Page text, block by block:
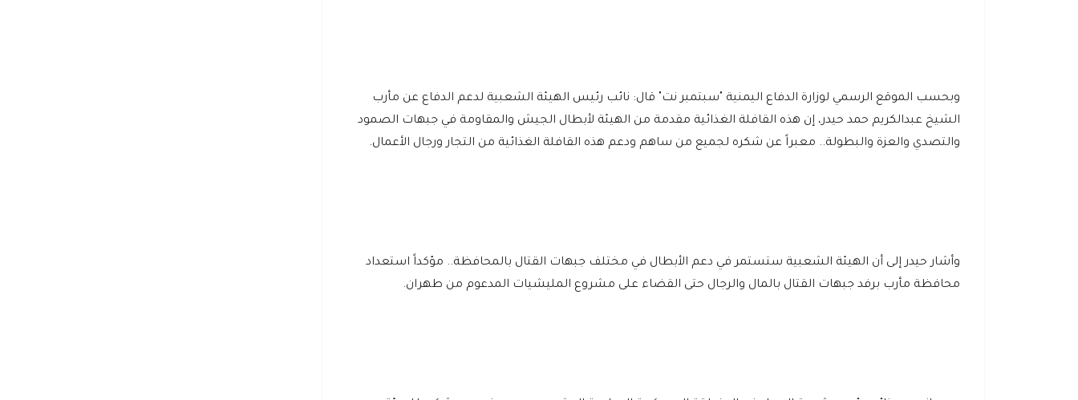
وبحسب الموقع الرسمي لوزارة الدفاع اليمنية "سبتمبر نت" قال: نائب رئيس الهيئة الشعبية لدعم الدفاع عن مأرب
الشيخ عبدالكريم حمد حيدر، إن هذه القافلة الغذائية مقدمة من الهيئة لأبطال الجيش والمقاومة في جبهات الصمود
والتصدي والعزة والبطولة.. معبراً عن شكره لجميع من ساهم ودعم هذه القافلة الغذائية من التجار ورجال الأعمال.
وأشار حيدر إلى أن الهيئة الشعبية ستستمر في دعم الأبطال في مختلف جبهات القتال بالمحافظة.. مؤكداً استعداد
محافظة مأرب برفد جبهات القتال بالمال والرجال حتى القضاء على مشروع المليشيات المدعوم من طهران.